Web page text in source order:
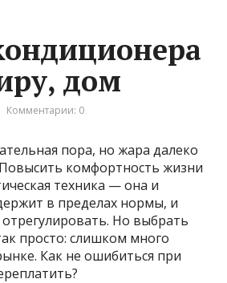
дом
Комментарии: 0
пора, но жара далеко
Повысить комфортность жизни
техника — она и
в пределах нормы, и
Но выбрать
просто: слишком много
Как не ошибиться при